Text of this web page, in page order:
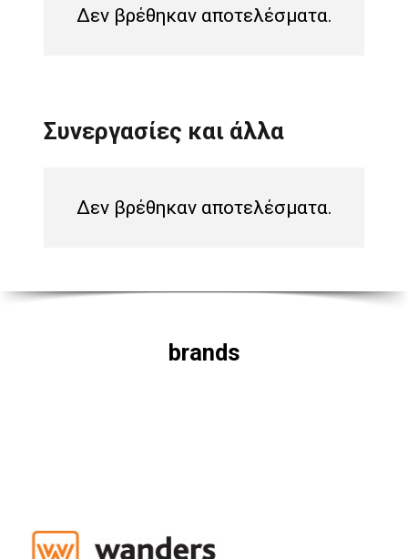
Δεν βρέθηκαν αποτελέσματα.
Συνεργασίες και άλλα
Δεν βρέθηκαν αποτελέσματα.
brands